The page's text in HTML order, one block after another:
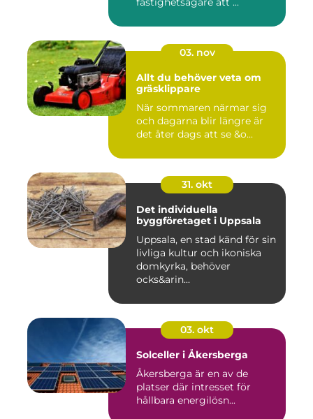
03. nov
Allt du behöver veta om
gräsklippare
När sommaren närmar sig
och dagarna blir längre är
det åter dags att se &o...
31. okt
Det individuella
byggföretaget i Uppsala
Uppsala, en stad känd för sin
livliga kultur och ikoniska
domkyrka, behöver
ocks&arin...
03. okt
Solceller i Åkersberga
Åkersberga är en av de
platser där intresset för
hållbara energilösn...